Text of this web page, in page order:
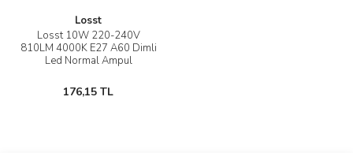
Losst
Losst 10W 220-240V
810LM 4000K E27 A60 Dimli
Led Normal Ampul
176,15 TL